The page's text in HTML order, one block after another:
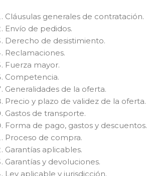
Cláusulas generales de contratación.
Envío de pedidos.
Derecho de desistimiento.
Reclamaciones.
Fuerza mayor.
Competencia.
Generalidades de la oferta.
Precio y plazo de validez de la oferta.
Gastos de transporte.
Forma de pago, gastos y descuentos.
Proceso de compra.
Garantías aplicables.
Garantías y devoluciones.
Ley aplicable y jurisdicción.